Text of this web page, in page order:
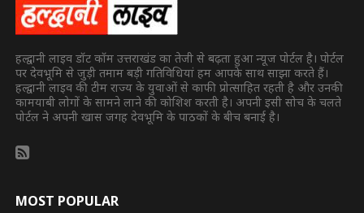
हल्द्वानी लाइव डॉट कॉम उत्तराखंड का तेजी से बढ़ता हुआ न्यूज पोर्टल है। पोर्टल
पर देवभूमि से जुड़ी तमाम बड़ी गतिविधियां हम आपके साथ साझा करते हैं।
हल्द्वानी लाइव की टीम राज्य के युवाओं से काफी प्रोत्साहित रहती है और उनकी
कामयाबी लोगों के सामने लाने की कोशिश करती है। अपनी इसी सोच के चलते
पोर्टल ने अपनी खास जगह देवभूमि के पाठकों के बीच बनाई है।
MOST POPULAR